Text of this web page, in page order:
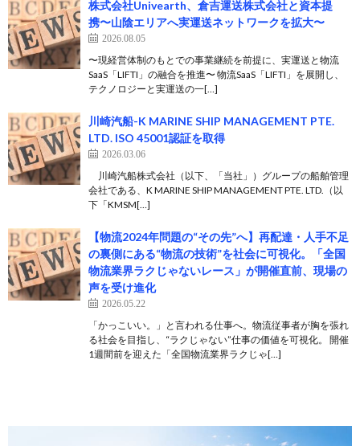
株式会社Univearth、倉吉運送株式会社と資本提
携〜山陰エリアへ実運送ネットワークを拡大〜
2026.08.05
〜現経営体制のもとでの事業継続を前提に、実運送と物流
SaaS「LIFTI」の融合を推進〜 物流SaaS「LIFTI」を展開し、
テクノロジーと実運送の一[…]
川崎汽船-K MARINE SHIP MANAGEMENT PTE.
LTD. ISO 45001認証を取得
2026.03.06
川崎汽船株式会社（以下、「当社」）グループの船舶管理
会社である、K MARINE SHIP MANAGEMENT PTE. LTD.（以
下「KMSM[…]
【物流2024年問題の“その先”へ】再配達・人手不足
の裏側にある“物流の技術”を社会に可視化。「全国
物流業界ラクじゃないレース」が開催直前、現場の
声を受け進化
2026.05.22
「かっこいい。」と言われる仕事へ。物流従事者が胸を張れ
る社会を目指し、“ラクじゃない”仕事の価値を可視化。 開催
1週間前を迎えた「全国物流業界ラクじゃ[…]